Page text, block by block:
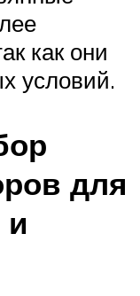
как они
условий.
для
и